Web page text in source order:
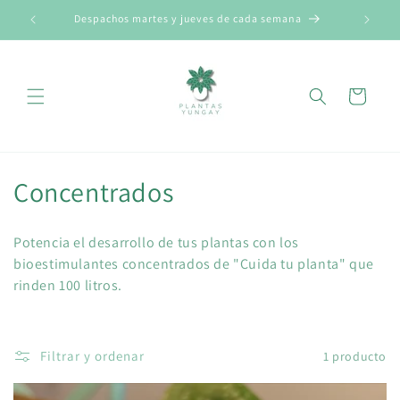
Policy
directamenteDespachos martes y jueves de cada semana
Carrito
C
l
e
c
Concentrados
Potencia el desarrollo de tus plantas con los
bioestimulantes concentrados de "Cuida tu planta" que
rinden 100 litros.
Filtrar y ordenar 1 producto